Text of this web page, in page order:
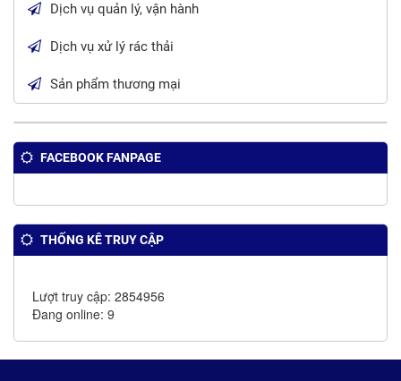
Dịch vụ quản lý, vận hành
Dịch vụ xử lý rác thải
Sản phẩm thương mại
FACEBOOK FANPAGE
THỐNG KÊ TRUY CẬP
Lượt truy cập: 2854956
Đang online: 9